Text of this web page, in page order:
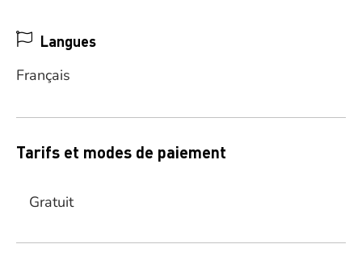
Langues
Français
Tarifs et modes de paiement
Gratuit